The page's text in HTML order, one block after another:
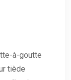
à-goutte
tiède